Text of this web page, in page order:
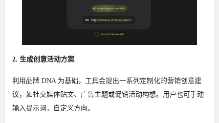
2. 生成创意活动方案
利用品牌 DNA 为基础，工具会提出一系列定制化的营销创意建
议，如社交媒体贴文、广告主题或促销活动构想。用户也可手动
输入提示词，自定义方向。